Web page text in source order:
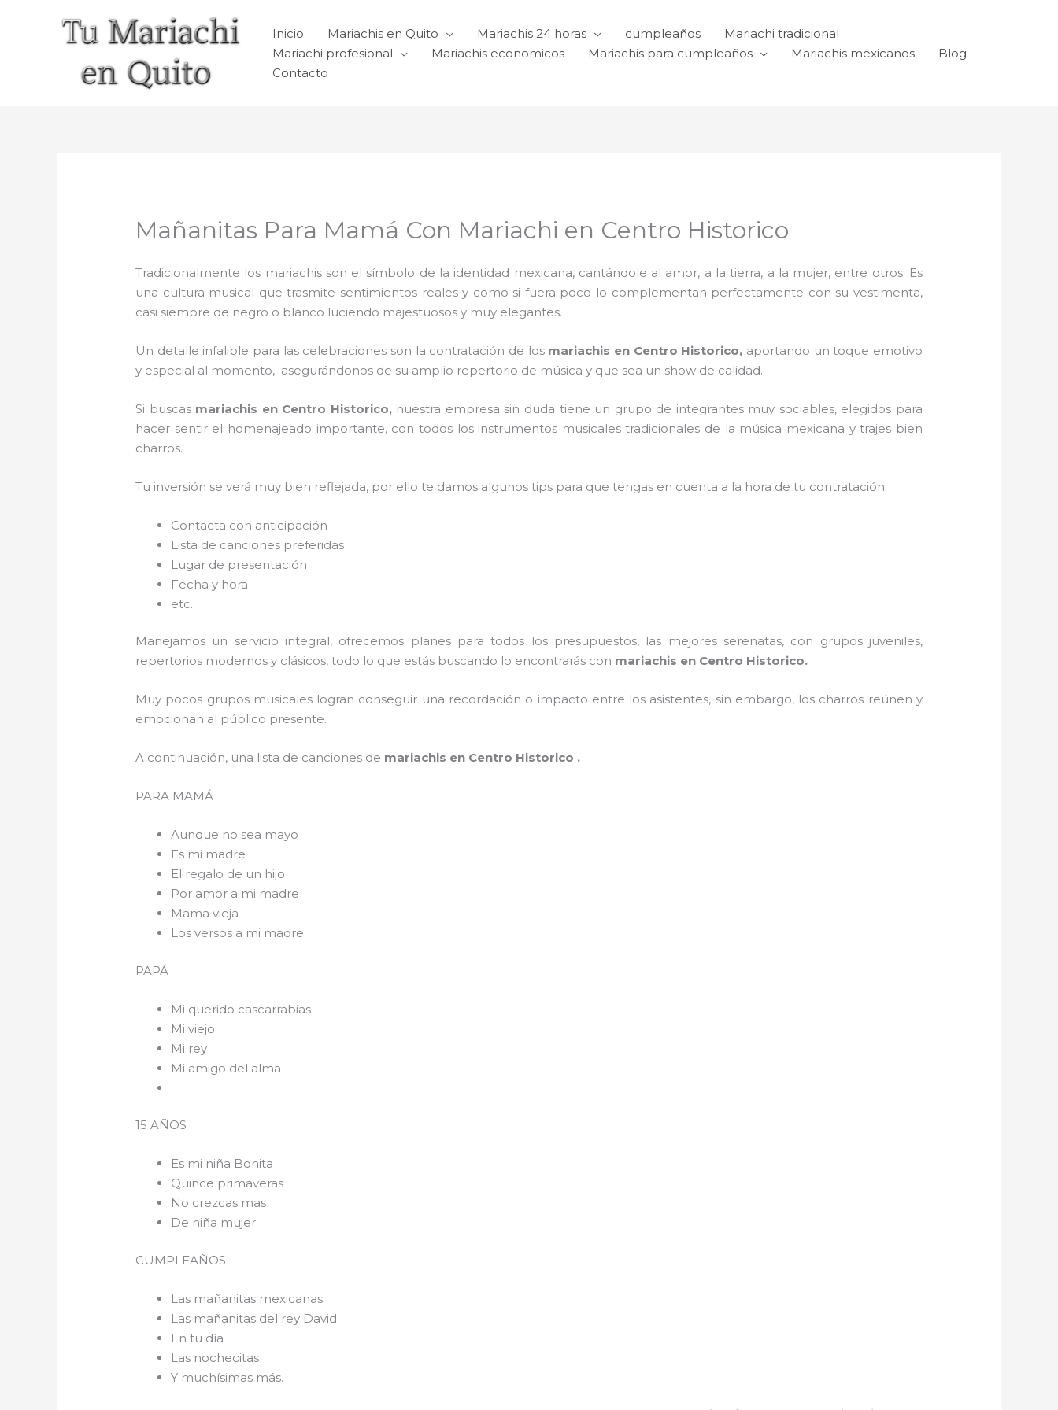
Inicio Mariachis en Quito Mariachis 24 horas cumpleaños
Mariachi tradicional
Mariachi profesional
Mariachis economicos Mariachis para cumpleaños Mariachis mexicanos
Blog
Contacto
Mañanitas Para Mamá Con Mariachi en Centro Historico
Tradicionalmente los mariachis son el símbolo de la identidad mexicana, cantándole al amor, a la tierra, a la mujer, entre otros. Es
una cultura musical que trasmite sentimientos reales y como si fuera poco lo complementan perfectamente con su vestimenta,
casi siempre de negro o blanco luciendo majestuosos y muy elegantes.
Un detalle infalible para las celebraciones son la contratación de losmariachis en Centro Historico, aportando un toque emotivo
y especial al momento, asegurándonos de su amplio repertorio de música y que sea un show de calidad.
Si buscas mariachis en Centro Historico, nuestra empresa sin duda tiene un grupo de integrantes muy sociables, elegidos para
hacer sentir el homenajeado importante, con todos los instrumentos musicales tradicionales de la música mexicana y trajes bien
charros.
Tu inversión se verá muy bien reflejada, por ello te damos algunos tips para que tengas en cuenta a la hora de tu contratación:
Contacta con anticipación
Lista de canciones preferidas
Lugar de presentación
Fecha y hora
etc.
Manejamos un servicio integral, ofrecemos planes para todos los presupuestos, las mejores serenatas, con grupos juveniles,
repertorios modernos y clásicos, todo lo que estás buscando lo encontrarás con mariachis en Centro Historico.
Muy pocos grupos musicales logran conseguir una recordación o impacto entre los asistentes, sin embargo, los charros reúnen y
emocionan al público presente.
A continuación, una lista de canciones de mariachis en Centro Historico .
PARA MAMÁ
Aunque no sea mayo
Es mi madre
El regalo de un hijo
Por amor a mi madre
Mama vieja
Los versos a mi madre
PAPÁ
Mi querido cascarrabias
Mi viejo
Mi rey
Mi amigo del alma
15 AÑOS
Es mi niña Bonita
Quince primaveras
No crezcas mas
De niña mujer
CUMPLEAÑOS
Las mañanitas mexicanas
Las mañanitas del rey David
En tu día
Las nochecitas
Y muchísimas más.